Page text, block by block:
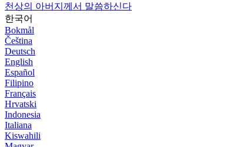
천상의 아버지께서 말씀하신다
한국어
Bokmål
Čeština
Deutsch
English
Español
Filipino
Français
Hrvatski
Indonesia
Italiana
Kiswahili